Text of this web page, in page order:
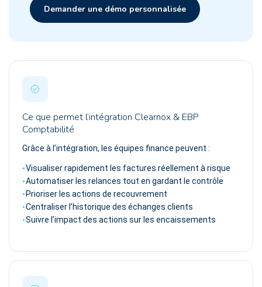
Demander une démo personnalisée
Ce que permet l’intégration Clearnox & EBP
Comptabilité
Grâce à l’intégration, les équipes finance peuvent :
Visualiser rapidement les factures réellement à risque
Automatiser les relances tout en gardant le contrôle
Prioriser les actions de recouvrement
Centraliser l’historique des échanges clients
Suivre l’impact des actions sur les encaissements